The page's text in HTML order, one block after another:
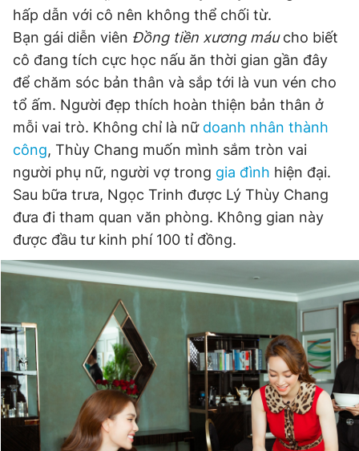
hấp dẫn với cô nên không thể chối từ.
Bạn gái diễn viên Đồng tiền xương máucho biết
cô đang tích cực học nấu ăn thời gian gần đây
để chăm sóc bản thân và sắp tới là vun vén cho
tổ ấm. Người đẹp thích hoàn thiện bản thân ở
mỗi vai trò. Không chỉ là nữ doanh nhân thành
công, Thùy Chang muốn mình sắm tròn vai
người phụ nữ, người vợ trong gia đình hiện đại.
Sau bữa trưa, Ngọc Trinh được Lý Thùy Chang
đưa đi tham quan văn phòng. Không gian này
được đầu tư kinh phí 100 tỉ đồng.